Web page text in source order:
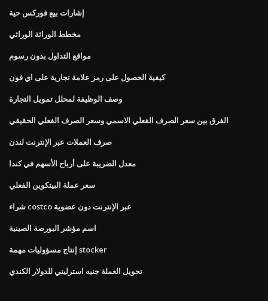
إشارات بيع فوركس حية
مخطط الوراثة الوراثي
مواقع التداول بدون رسوم
كيفية الحصول على رمز علامة تجارية على اي فون
وصف الوظيفة لمحلل تمويل التجارة
الفرق بين سعر الصرف الفعلي الاسمي وسعر الصرف الفعلي الحقيقي
صرف العملات عبر الإنترنت لندن
معدل الضريبة على أرباح الأسهم في كندا
سعر عملة البيتكوين الفعلي
شراء costco عبر الإنترنت دون عضوية
اسم مؤشر البورصة الصينية
إنتاج مسؤوليات مهمة stocker
تحويل العملة جنيه استرليني للدولار الكندي